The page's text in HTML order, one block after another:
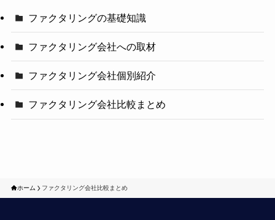
ファクタリングの基礎知識
ファクタリング会社への取材
ファクタリング会社個別紹介
ファクタリング会社比較まとめ
ホーム ファクタリング会社比較まとめ